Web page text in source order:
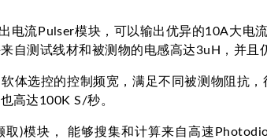
电流Pulser模块，可以输出优异的10A大电
自测试线材和被测物的电感高达3uH，并且
体选控的控制频宽，满足不同被测物阻抗
高达100K S/秒。
)模块， 能够搜集和计算来自高速